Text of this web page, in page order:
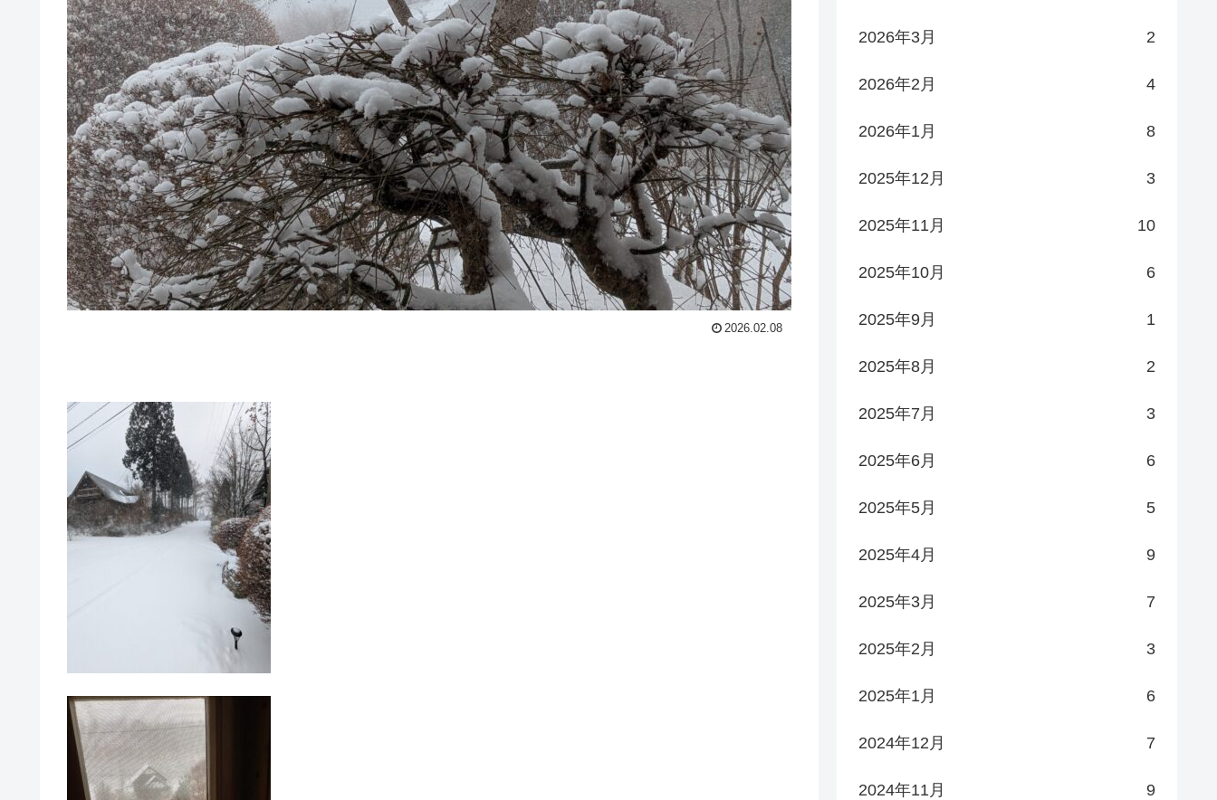
2026.02.08
2026年3月 2
2026年2月 4
2026年1月 8
2025年12月 3
2025年11月 10
2025年10月 6
2025年9月 1
2025年8月 2
2025年7月 3
2025年6月 6
2025年5月 5
2025年4月 9
2025年3月 7
2025年2月 3
2025年1月 6
2024年12月 7
2024年11月 9